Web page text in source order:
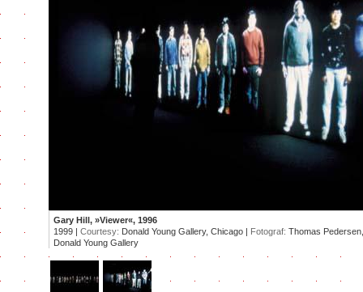
Gary Hill, »Viewer«, 1996
1999 | Courtesy: Donald Young Gallery, Chicago | Fotograf: Thomas
Donald Young Gallery